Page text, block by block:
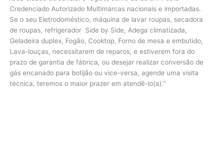
Credenciado Autorizado Multimarcas nacionais e importadas.
Se o seu Eletrodoméstico, máquina de lavar roupas, secadora
de roupas, refrigerador Side by Side, Adega climatizada,
Geladeira duplex, Fogão, Cooktop, Forno de mesa e embutido,
Lava-louças, necessitarem de reparos, e estiverem fora do
prazo de garantia de fábrica, ou desejar realizar conversão de
gás encanado para botijão ou vice-versa, agende uma visita
técnica, teremos o maior prazer em atendê-lo(a).”